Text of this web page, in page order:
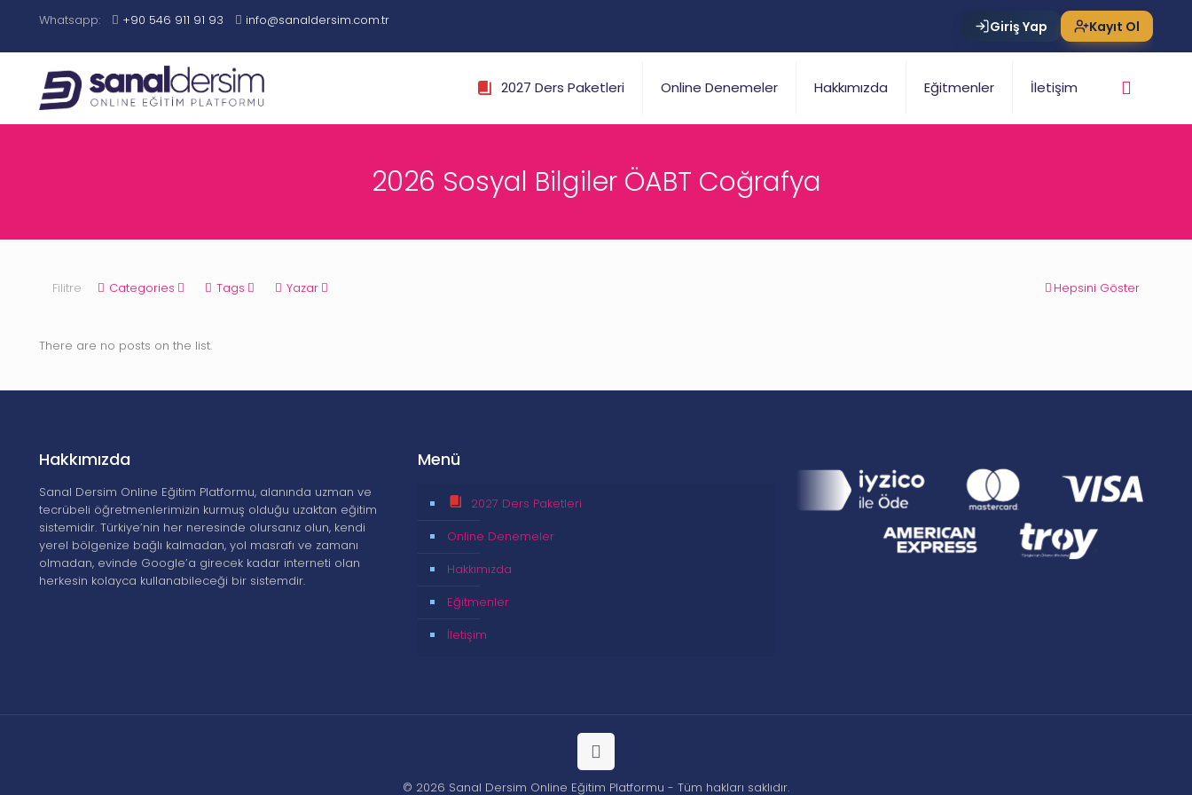
Whatsapp: +90 546 911 91 93 info@sanaldersim.com.tr Giriş Yap Kayıt Ol
2027 Ders Paketleri Online Denemeler Hakkımızda Eğitmenler İletişim
2026 Sosyal Bilgiler ÖABT Coğrafya
Filitre Categories Tags Yazar Hepsini Göster
There are no posts on the list.
Hakkımızda
Sanal Dersim Online Eğitim Platformu, alanında uzman ve
tecrübeli öğretmenlerimizin kurmuş olduğu uzaktan eğitim
sistemidir. Türkiye’nin her neresinde olursanız olun, kendi
yerel bölgenize bağlı kalmadan, yol masrafı ve zamanı
olmadan, evinde Google’a girecek kadar interneti olan
herkesin kolayca kullanabileceği bir sistemdir.
Menü
2027 Ders Paketleri
Online Denemeler
Hakkımızda
Eğitmenler
İletişim
© 2026 Sanal Dersim Online Eğitim Platformu - Tüm hakları saklıdır.